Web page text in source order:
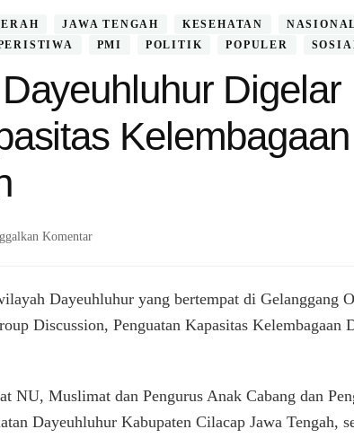
JAWA TENGAH KESEHATAN
PMI POLITIK POPULER
Digelar
Komentarpada
Dayeuhluhur
Penguatan
Basis
Nahdliyin
Dayeuhluhur yang bertempat di Gelanggang
Discussion, Penguatan Kapasitas Kelembagaan
NU, Muslimat dan Pengurus Anak Cabang dan
Dayeuhluhur Kabupaten Cilacap Jawa Tengah,